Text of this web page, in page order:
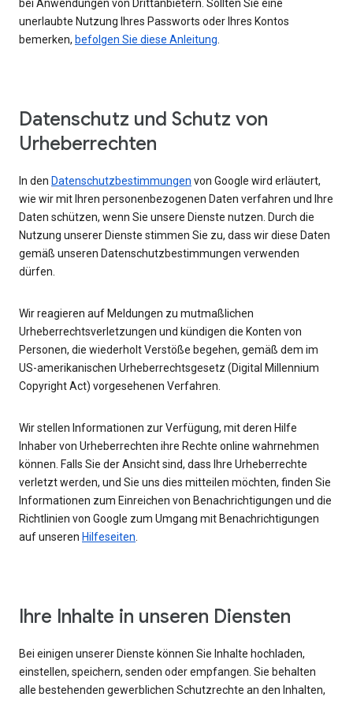
bei Anwendungen von Drittanbietern. Sollten Sie eine
unerlaubte Nutzung Ihres Passworts oder Ihres Kontos
bemerken, befolgen Sie diese Anleitung.
Datenschutz und Schutz von
Urheberrechten
In den Datenschutzbestimmungen von Google wird erläutert,
wie wir mit Ihren personenbezogenen Daten verfahren und Ihre
Daten schützen, wenn Sie unsere Dienste nutzen. Durch die
Nutzung unserer Dienste stimmen Sie zu, dass wir diese Daten
gemäß unseren Datenschutzbestimmungen verwenden
dürfen.
Wir reagieren auf Meldungen zu mutmaßlichen
Urheberrechtsverletzungen und kündigen die Konten von
Personen, die wiederholt Verstöße begehen, gemäß dem im
US-amerikanischen Urheberrechtsgesetz (Digital Millennium
Copyright Act) vorgesehenen Verfahren.
Wir stellen Informationen zur Verfügung, mit deren Hilfe
Inhaber von Urheberrechten ihre Rechte online wahrnehmen
können. Falls Sie der Ansicht sind, dass Ihre Urheberrechte
verletzt werden, und Sie uns dies mitteilen möchten, finden Sie
Informationen zum Einreichen von Benachrichtigungen und die
Richtlinien von Google zum Umgang mit Benachrichtigungen
auf unseren Hilfeseiten.
Ihre Inhalte in unseren Diensten
Bei einigen unserer Dienste können Sie Inhalte hochladen,
einstellen, speichern, senden oder empfangen. Sie behalten
alle bestehenden gewerblichen Schutzrechte an den Inhalten,